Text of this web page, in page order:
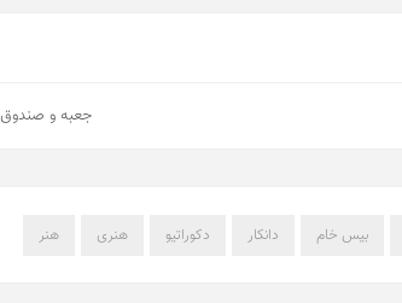
جعبه و صندوق
بیس خام دانکار دکوراتیو هنری هنر